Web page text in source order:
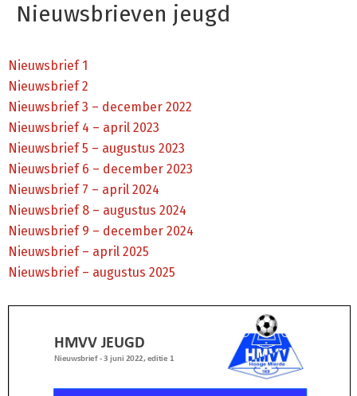
Nieuwsbrieven jeugd
Nieuwsbrief 1
Nieuwsbrief 2
Nieuwsbrief 3 – december 2022
Nieuwsbrief 4 – april 2023
Nieuwsbrief 5 – augustus 2023
Nieuwsbrief 6 – december 2023
Nieuwsbrief 7 – april 2024
Nieuwsbrief 8 – augustus 2024
Nieuwsbrief 9 – december 2024
Nieuwsbrief – april 2025
Nieuwsbrief – augustus 2025